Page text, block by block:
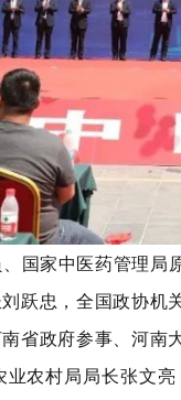
国家中医药管理
跃忠，全国政协
省政府参事、河
农村局局长张文